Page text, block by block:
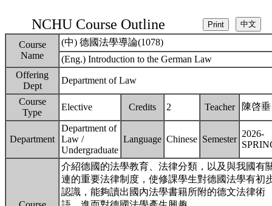
NCHU Course Outline
Course
Name
(中) 德國法學導論(1078)
(Eng.) Introduction to the German Law
Offering
Dept
Department of Law
Course
Type
Elective Credits 2 Teacher 陳啓垂
Department
Department of
Law /
Undergraduate
Language Chinese Semester
2026-
介紹德國的法學教育、法律分類，以及與我國有
連的重要法律制度，使修課學生對德國法學有初
認識，能夠讀出國內法學書籍所附的德文法律術